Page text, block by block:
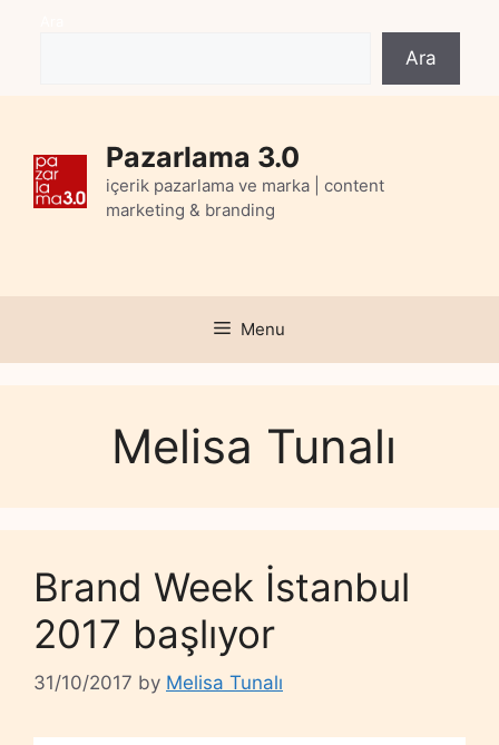
Ara
Pazarlama 3.0
içerik pazarlama ve marka | content
marketing & branding
Menu
Melisa Tunalı
Brand Week İstanbul
2017 başlıyor
31/10/2017 by Melisa Tunalı